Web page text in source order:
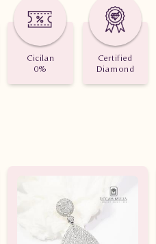
Cicilan
0%
Certified
Diamond